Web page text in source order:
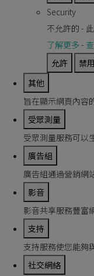
Security
不允許的 -
了解更多 -
允許
禁用
其他
旨在顯示網頁內容
受眾測量
受眾測量服務可以
廣告組
廣告組通過營銷網
影音
影音共享服務豐富
支持
支持服務使您能夠
社交網絡